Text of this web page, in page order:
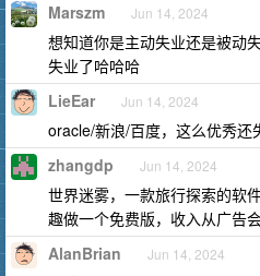
Marszm Jun 14, 2024
想知道你是主动失业还是被动
失业了哈哈哈
LieEar Jun 14, 2024
oracle/新浪/百度，这么优秀还
zhangdp Jun 14, 2024
世界迷雾，一款旅行探索的软
趣做一个免费版，收入从广告
AlanBrian Jun 14, 2024